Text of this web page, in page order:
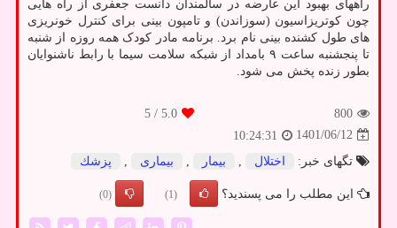
راههای بهبود این عارضه در سالمندان دانست جعفری از راه هایی
چون کوتریزاسیون (سوزاندن) و تامپون بینی برای کنترل خونریزی
های طول کشنده بینی نام برد. برنامه مادر کودک همه روزه از شنبه
تا پنجشنبه ساعت ۹ بامداد از شبکه سلامت سیما با رابط ناشنوایان
بطور زنده پخش می شود.
800
5.0
/ 5
1401/06/12
10:24:31
تگهای خبر:
اختلال , بیمار , بیماری , پزشك
این مطلب را می پسندید؟ (1)
(0)